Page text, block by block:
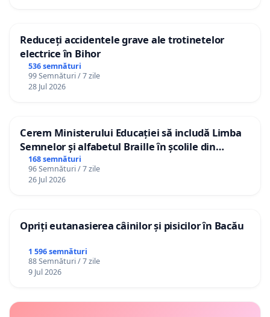
Reduceți accidentele grave ale trotinetelor
electrice în Bihor
536 semnături
99 Semnături / 7 zile
28 Jul 2026
Cerem Ministerului Educației să includă Limba
Semnelor și alfabetul Braille în școlile din
Republica Moldova!
168 semnături
96 Semnături / 7 zile
26 Jul 2026
Opriți eutanasierea câinilor și pisicilor în Bacău
1 596 semnături
88 Semnături / 7 zile
9 Jul 2026